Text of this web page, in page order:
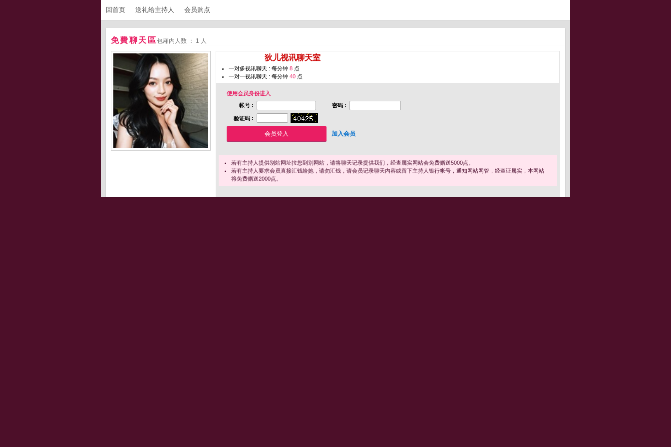
回首页 送礼给主持人 会员购点
免費聊天區包厢内人数 ： 1 人
狄儿视讯聊天室
一对多视讯聊天 : 每分钟 8 点
一对一视讯聊天 : 每分钟 40 点
使用会员身份进入
帐号 :
密码 :
验证码 :
加入会员
若有主持人提供别站网址拉您到别网站，请将聊天记录提供我们，经查属实网站会免费赠送5000点。
若有主持人要求会员直接汇钱给她，请勿汇钱，请会员记录聊天内容或留下主持人银行帐号，通知网站网管，经查证属实，本网站
将免费赠送2000点。